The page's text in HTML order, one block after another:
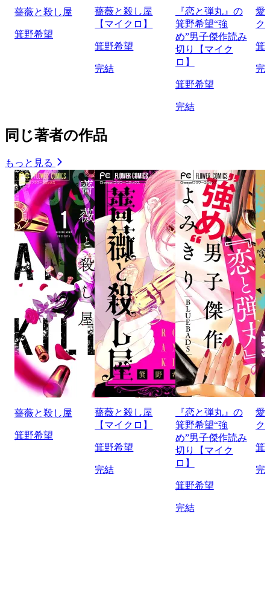
薔薇と殺し屋
箕野希望
薔薇と殺し屋
【マイクロ】
箕野希望
完結
『恋と弾丸』の
箕野希望“強
め”男子傑作読み
切り【マイク
ロ】
箕野希望
完結
愛
ク
箕
完
同じ著者の作品
もっと見る
薔薇と殺し屋
箕野希望
薔薇と殺し屋
【マイクロ】
箕野希望
完結
『恋と弾丸』の
箕野希望“強
め”男子傑作読み
切り【マイク
ロ】
箕野希望
完結
愛
ク
箕
完